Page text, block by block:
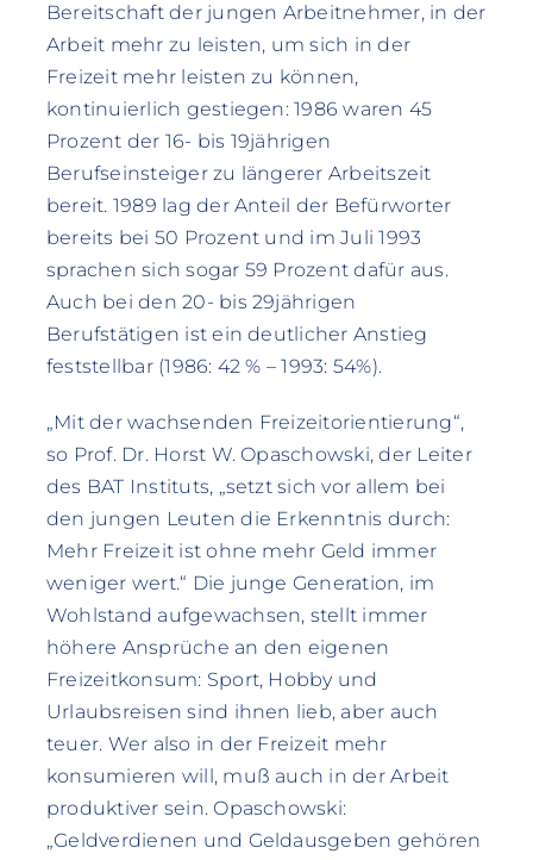
Bereitschaft der jungen Arbeitnehmer, in der
Arbeit mehr zu leisten, um sich in der
Freizeit mehr leisten zu können,
kontinuierlich gestiegen: 1986 waren 45
Prozent der 16- bis 19jährigen
Berufseinsteiger zu längerer Arbeitszeit
bereit. 1989 lag der Anteil der Befürworter
bereits bei 50 Prozent und im Juli 1993
sprachen sich sogar 59 Prozent dafür aus.
Auch bei den 20- bis 29jährigen
Berufstätigen ist ein deutlicher Anstieg
feststellbar (1986: 42 % – 1993: 54%).
„Mit der wachsenden Freizeitorientierung“,
so Prof. Dr. Horst W. Opaschowski, der Leiter
des BAT Instituts, „setzt sich vor allem bei
den jungen Leuten die Erkenntnis durch:
Mehr Freizeit ist ohne mehr Geld immer
weniger wert.“ Die junge Generation, im
Wohlstand aufgewachsen, stellt immer
höhere Ansprüche an den eigenen
Freizeitkonsum: Sport, Hobby und
Urlaubsreisen sind ihnen lieb, aber auch
teuer. Wer also in der Freizeit mehr
konsumieren will, muß auch in der Arbeit
produktiver sein. Opaschowski:
„Geldverdienen und Geldausgeben gehören